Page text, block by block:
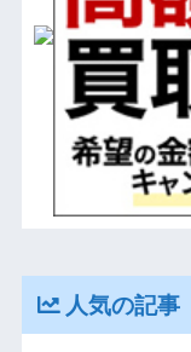
人気の記事